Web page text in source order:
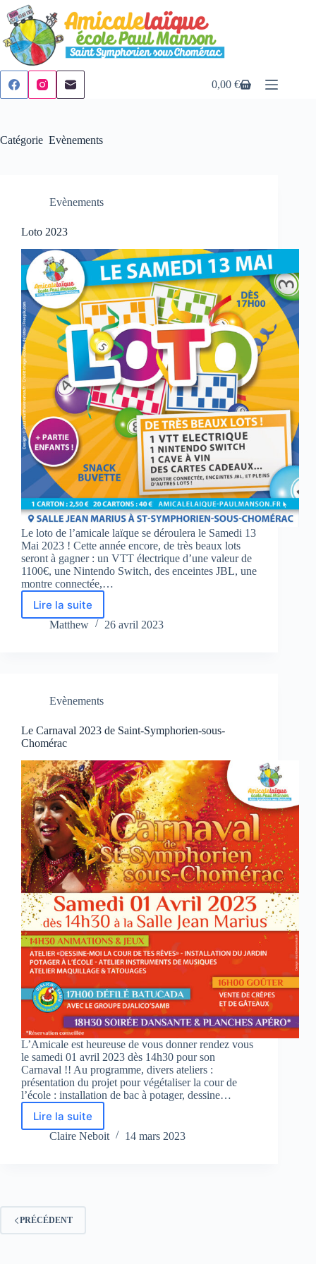
Passer
au
contenu
Panier
0,00€
Catégorie Evènements
Evènements
Loto 2023
Le loto de l’amicale laïque se déroulera le Samedi 13
Mai 2023 ! Cette année encore, de très beaux lots
seront à gagner : un VTT électrique d’une valeur de
1100€, une Nintendo Switch, des enceintes JBL, une
montre connectée,…
Lire la suite
Loto
2023
Matthew 26 avril 2023
Evènements
Le Carnaval 2023 de Saint-Symphorien-sous-
Chomérac
L’Amicale est heureuse de vous donner rendez vous
le samedi 01 avril 2023 dès 14h30 pour son
Carnaval !! Au programme, divers ateliers :
présentation du projet pour végétaliser la cour de
l’école : installation de bac à potager, dessine…
Lire la suite
Le
Carnaval
Chomérac
Claire Neboit 14 mars 2023
PRÉCÉDENT